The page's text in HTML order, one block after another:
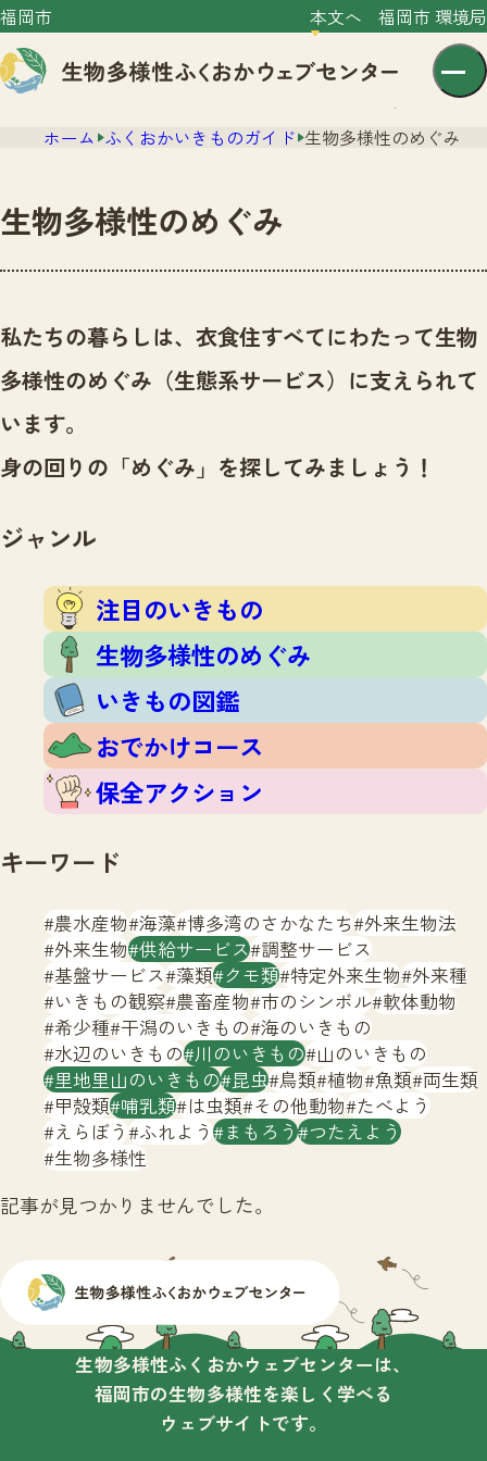
福岡市 本文へ 福岡市 環境局
センター紹介
センター紹介TOP
サイトポリシー
ニュース
いきものガイド
いきものガイドTOP
生物多様性のめぐみ
おでかけコース
保全アクション
イベント
調査レポート
調査レポートTOP
調査結果
ふくおかいきものマップ
マッチング
マッチングTOP
掲載申し込みフォーム
お問合せ
生物多様性ふくおかウェブセンターとは
サイトマップ
ホーム ふくおかいきものガイド 生物多様性のめぐみ
生物多様性のめぐみ
私たちの暮らしは、衣食住すべてにわたって生物
多様性のめぐみ（生態系サービス）に支えられて
います。
身の回りの「めぐみ」を探してみましょう！
ジャンル
注目のいきもの
生物多様性のめぐみ
いきもの図鑑
おでかけコース
保全アクション
キーワード
農水産物 海藻 博多湾のさかなたち 外来生物法
外来生物 供給サービス 調整サービス
基盤サービス 藻類 クモ類 特定外来生物 外来種
いきもの観察 農畜産物 市のシンボル 軟体動物
希少種 干潟のいきもの 海のいきもの
水辺のいきもの 川のいきもの 山のいきもの
里地里山のいきもの 昆虫 鳥類 植物 魚類 両生類
甲殻類 哺乳類 は虫類 その他動物 たべよう
えらぼう ふれよう まもろう つたえよう
生物多様性
記事が見つかりませんでした。
生物多様性ふくおかウェブセンターは、
福岡市の生物多様性を楽しく学べる
ウェブサイトです。